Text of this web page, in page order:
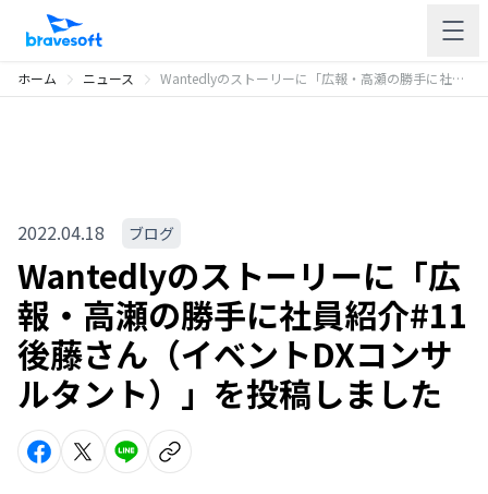
ホーム ニュース Wantedlyのストーリーに「広報・高瀬の勝手に社員紹介#11 後藤さん（イベントDXコンサルタント）」を投稿しました
2022.04.18 ブログ
Wantedlyのストーリーに「広
報・高瀬の勝手に社員紹介#11
後藤さん（イベントDXコンサ
ルタント）」を投稿しました